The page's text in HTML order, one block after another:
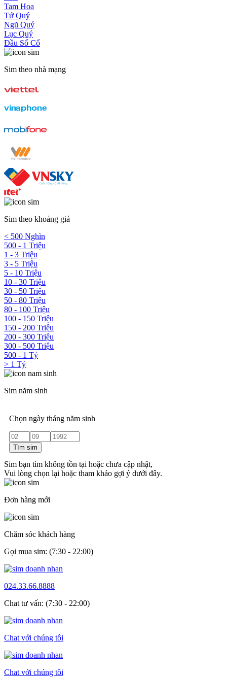
Tam Hoa
Tứ Quý
Ngũ Quý
Lục Quý
Đầu Số Cổ
Sim theo nhà mạng
Sim theo khoảng giá
< 500 Nghìn
500 - 1 Triệu
1 - 3 Triệu
3 - 5 Triệu
5 - 10 Triệu
10 - 30 Triệu
30 - 50 Triệu
50 - 80 Triệu
80 - 100 Triệu
100 - 150 Triệu
150 - 200 Triệu
200 - 300 Triệu
300 - 500 Triệu
500 - 1 Tỷ
> 1 Tỷ
Sim năm sinh
Chọn ngày tháng năm sinh
Tìm sim
Sim bạn tìm không tồn tại hoặc chưa cập nhật,
Vui lòng chọn lại hoặc tham khảo gợi ý dưới đây.
Đơn hàng mới
Chăm sóc khách hàng
Gọi mua sim: (7:30 - 22:00)
024.33.66.8888
Chat tư vấn: (7:30 - 22:00)
Chat với chúng tôi
Chat với chúng tôi